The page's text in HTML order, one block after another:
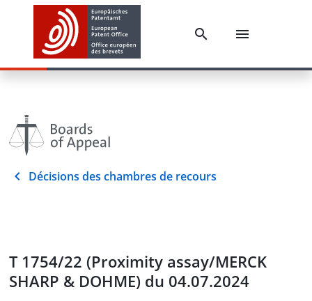
Décisions des chambres de recours
T 1754/22 (Proximity assay/MERCK
SHARP & DOHME) du 04.07.2024